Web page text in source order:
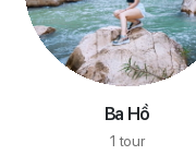
Ba Hồ
1 tour